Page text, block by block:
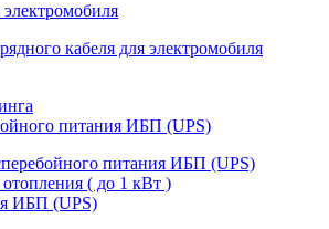
кабеля для электромобиля
питания ИБП (UPS)
питания ИБП (UPS)
( до 1 кВт )
ИБП (UPS)